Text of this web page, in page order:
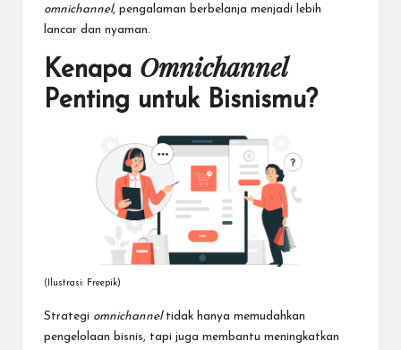
omnichannel, pengalaman berbelanja menjadi lebih
lancar dan nyaman.
Kenapa Omnichannel
Penting untuk Bisnismu?
(Ilustrasi: Freepik)
Strategi omnichannel tidak hanya memudahkan
pengelolaan bisnis, tapi juga membantu meningkatkan